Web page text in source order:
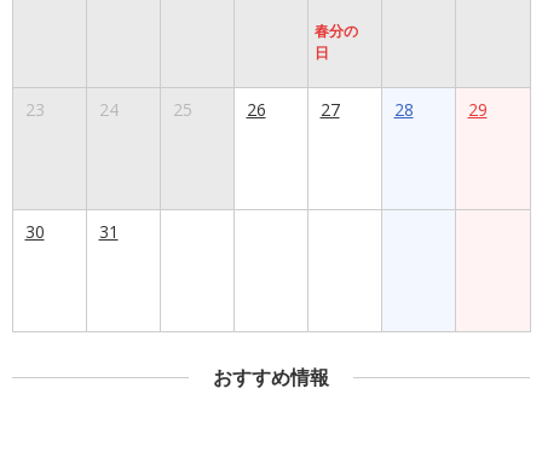
春分の
日
23 24 25 26 27 28 29
30 31
おすすめ情報